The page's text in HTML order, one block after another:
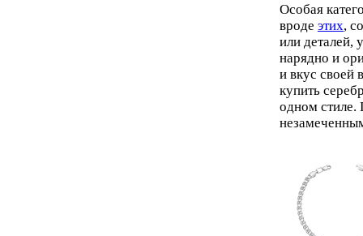
Особая
вроде этих,
или деталей,
нарядно и
и вкус
купить
одном стиле.